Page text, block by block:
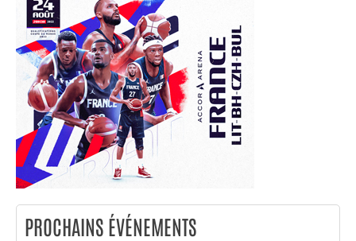
PROCHAINS ÉVÉNEMENTS